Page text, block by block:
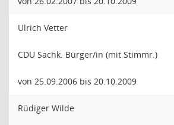
Ulrich Vetter
CDU Sachk. Bürger/in (mit Stimmr.)
von 25.09.2006 bis 20.10.2009
Rüdiger Wilde